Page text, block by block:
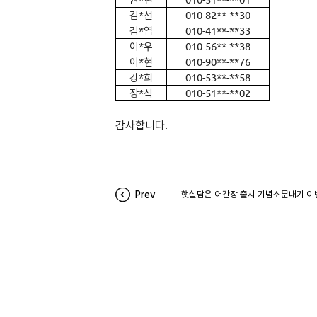
김*선
010-82**-**30
김*엽
010-41**-**33
이*우
010-56**-**38
이*현
010-90**-**76
강*희
010-53**-**58
장*식
010-51**-**02
감사합니다.
Prev 햇살담은 어간장 출시 기념소문내기 이